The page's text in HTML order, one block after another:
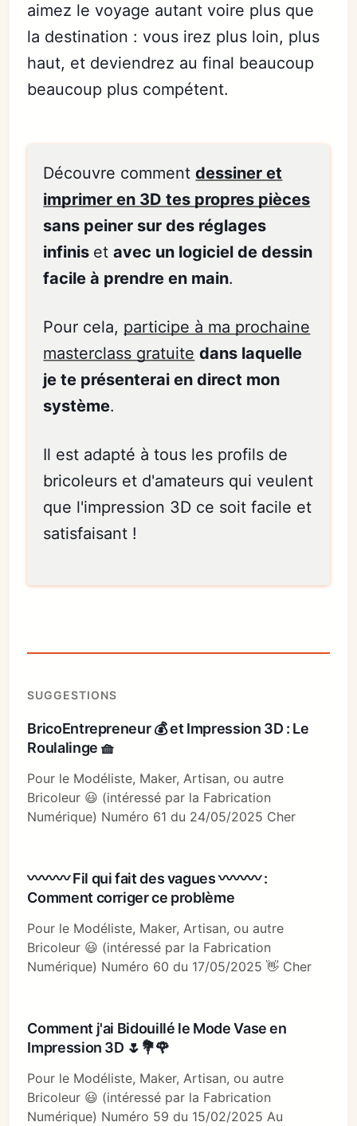
aimez le voyage autant voire plus que
la destination : vous irez plus loin, plus
haut, et deviendrez au final beaucoup
beaucoup plus compétent.
Découvre commentdessiner et
imprimer en 3D tes propres pièces
sans peiner sur des réglages
infinis etavec un logiciel de dessin
facile à prendre en main.
Pour cela, participe à ma prochaine
masterclass gratuite dans laquelle
je te présenterai en direct mon
système.
Il est adapté à tous les profils de
bricoleurs et d'amateurs qui veulent
que l'impression 3D ce soit facile et
satisfaisant !
SUGGESTIONS
BricoEntrepreneur 💰 et Impression 3D : Le
Roulalinge 🧺
Pour le Modéliste, Maker, Artisan, ou autre
Bricoleur 😃 (intéressé par la Fabrication
Numérique) Numéro 61 du 24/05/2025 Cher
〰〰〰 Fil qui fait des vagues 〰〰〰 :
Comment corriger ce problème
Pour le Modéliste, Maker, Artisan, ou autre
Bricoleur 😃 (intéressé par la Fabrication
Numérique) Numéro 60 du 17/05/2025 👋 Cher
Comment j'ai Bidouillé le Mode Vase en
Impression 3D 🌷💐🌹
Pour le Modéliste, Maker, Artisan, ou autre
Bricoleur 😃 (intéressé par la Fabrication
Numérique) Numéro 59 du 15/02/2025 Au